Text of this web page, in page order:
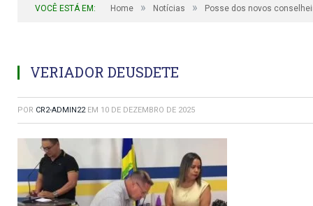
VOCÊ ESTÁ EM: Home » Notícias » Posse dos novos
VERIADOR DEUSDETE
POR CR2-ADMIN22 EM 10 DE DEZEMBRO DE 2025